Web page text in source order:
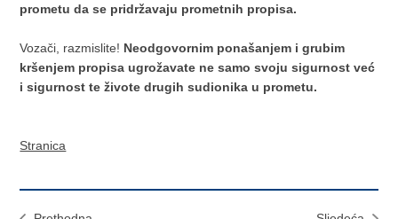
prometu da se pridržavaju prometnih propisa.
Vozači, razmislite! Neodgovornim ponašanjem i grubim
kršenjem propisa ugrožavate ne samo svoju sigurnost već
i sigurnost te živote drugih sudionika u prometu.
Stranica